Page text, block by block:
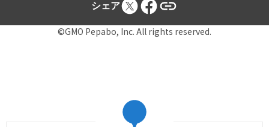
シェア
©GMO Pepabo, Inc. All rights reserved.